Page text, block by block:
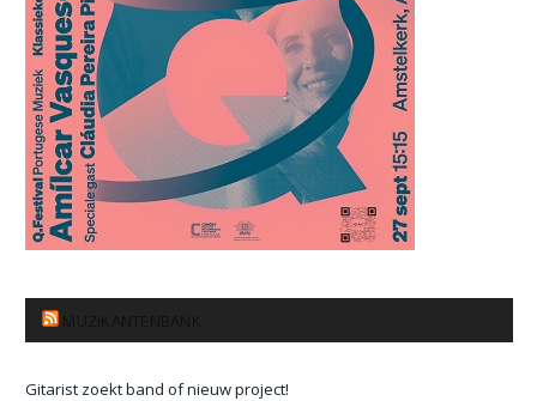
Gitarist zoekt band of nieuw project!